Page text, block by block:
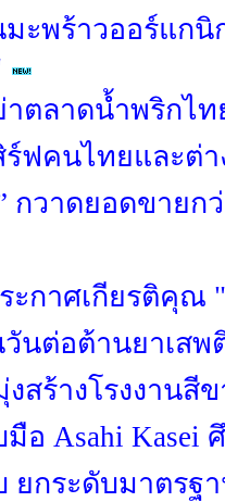
มะพร้าวออร์แกนิ
าตลาดน้ำพริกไ
ฟคนไทยและต่
วาดยอดขายกว่
ะกาศเกียรติคุณ
นต่อต้านยาเสพ
สร้างโรงงานสี
อ Asahi Kasei
ยกระดับมาตรฐ